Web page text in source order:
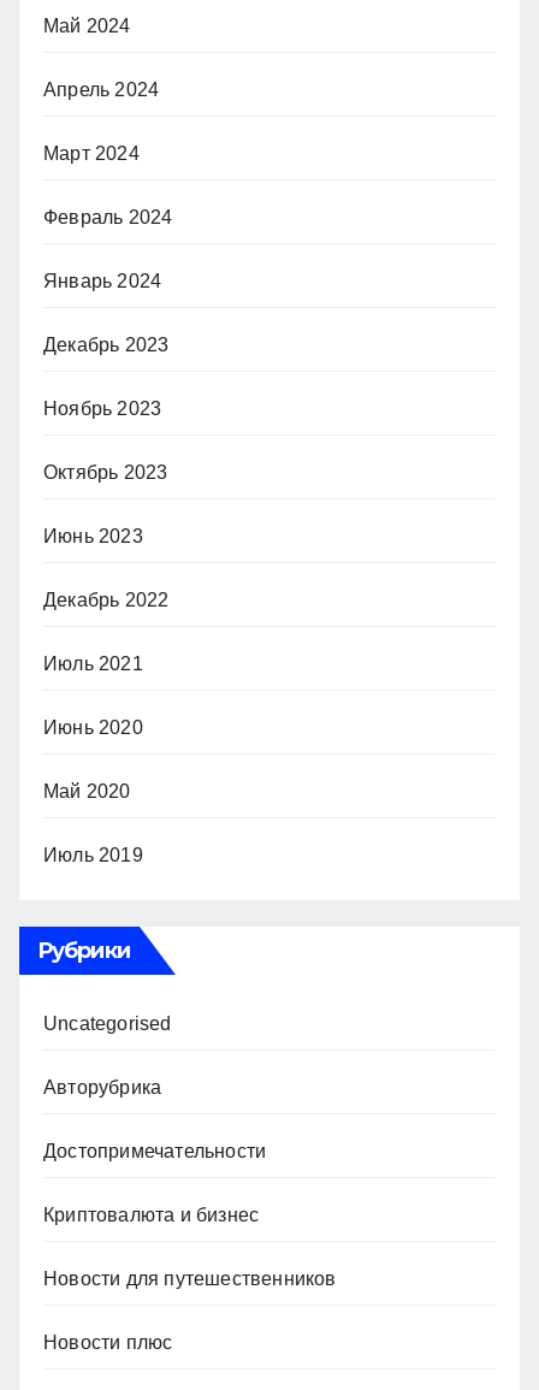
Май 2024
Апрель 2024
Март 2024
Февраль 2024
Январь 2024
Декабрь 2023
Ноябрь 2023
Октябрь 2023
Июнь 2023
Декабрь 2022
Июль 2021
Июнь 2020
Май 2020
Июль 2019
Рубрики
Uncategorised
Авторубрика
Достопримечательности
Криптовалюта и бизнес
Новости для путешественников
Новости плюс